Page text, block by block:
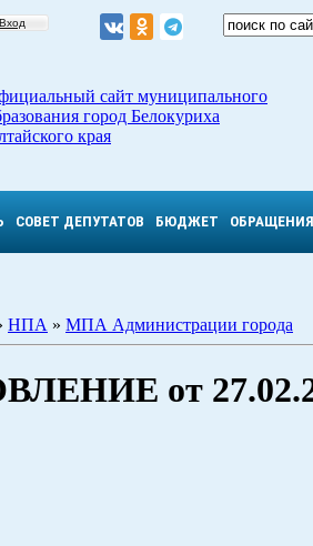
Вход
сайт муниципального
город Белокуриха
края
СОВЕТ ДЕПУТАТОВ БЮДЖЕТ ОБРАЩЕНИЯ
НПА » МПА Администрации города
от